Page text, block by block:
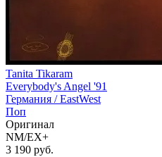
Tanita Tikaram
Everybody's Angel '91
Германия /EastWest
Поп
Оригинал
NM/EX+
3 190 руб.